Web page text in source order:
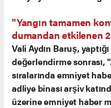
"Yangın tamamen
dumandan etkilenen
Vali Aydın Baruş,
değerlendirme sonrası,
sıralarında emniyet
adliye binası arşiv
üzerine emniyet haber